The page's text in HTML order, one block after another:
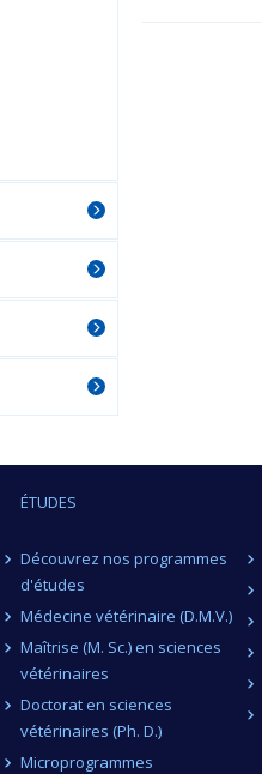
ÉTUDES
Découvrez nos programmes
d'études
Médecine vétérinaire (D.M.V.)
Maîtrise (M. Sc.) en sciences
vétérinaires
Doctorat en sciences
vétérinaires (Ph. D.)
Microprogrammes